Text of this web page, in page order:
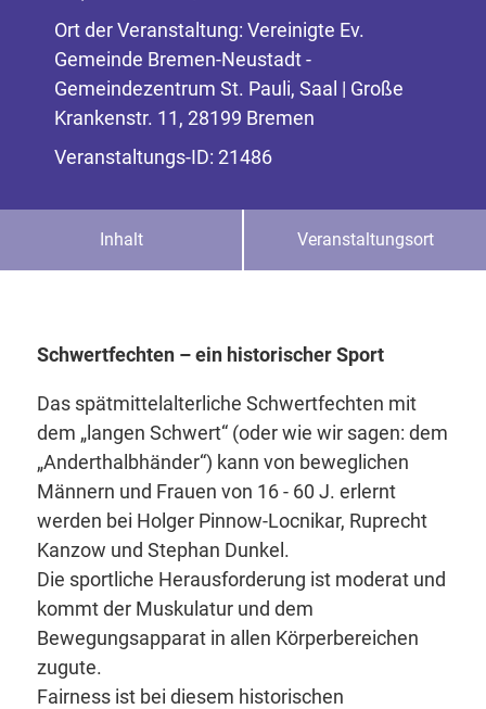
Ort der Veranstaltung: Vereinigte Ev.
Gemeinde Bremen-Neustadt -
Gemeindezentrum St. Pauli, Saal | Große
Krankenstr. 11, 28199 Bremen
Veranstaltungs-ID: 21486
Inhalt Veranstaltungsort
Schwertfechten – ein historischer Sport
Das spätmittelalterliche Schwertfechten mit
dem „langen Schwert“ (oder wie wir sagen: dem
„Anderthalbhänder“) kann von beweglichen
Männern und Frauen von 16 - 60 J. erlernt
werden bei Holger Pinnow-Locnikar, Ruprecht
Kanzow und Stephan Dunkel.
Die sportliche Herausforderung ist moderat und
kommt der Muskulatur und dem
Bewegungsapparat in allen Körperbereichen
zugute.
Fairness ist bei diesem historischen